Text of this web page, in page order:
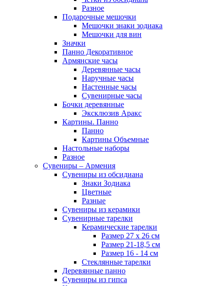
Разное
Подарочные мешочки
Мешочки знаки зодиака
Мешочки для вин
Значки
Панно Декоративное
Армянские часы
Деревянные часы
Наручные часы
Настенные часы
Сувенирные часы
Бочки деревянные
Эксклюзив Аракс
Картины. Панно
Панно
Картины Объемные
Настольные наборы
Разное
Сувениры – Армения
Сувениры из обсидиана
Знаки Зодиака
Цветные
Разные
Сувениры из керамики
Сувенирные тарелки
Керамические тарелки
Размер 27 х 26 см
Размер 21-18,5 см
Размер 16 - 14 см
Стеклянные тарелки
Деревянные панно
Сувениры из гипса